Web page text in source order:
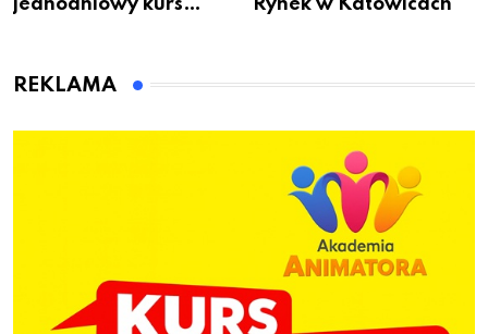
jednodniowy kurs
dzieci
Rynek w Katowicach
REKLAMA